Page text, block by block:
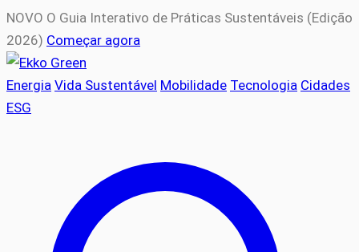
NOVO O Guia Interativo de Práticas Sustentáveis (Edição
2026) Começar agora
Energia Vida Sustentável Mobilidade Tecnologia Cidades
ESG